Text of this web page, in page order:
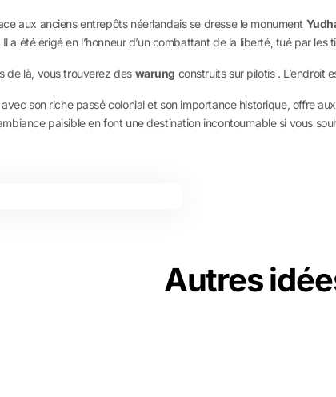
aux anciens entrepôts néerlandais se dresse le monument
a été érigé en l’honneur d’un combattant de la liberté, tué par
de là, vous trouverez des warung construits sur pilotis . L’endroit
son riche passé colonial et son importance historique, offre
paisible en font une destination incontournable si vous
Autres